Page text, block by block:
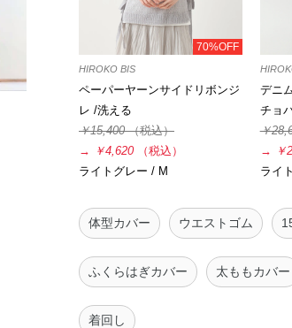
70%OFF
HIROKO BIS
ペーパーヤーンサイドリボンジ
レ /洗える
￥15,400（税込）
→
￥4,620
（税込）
ライトグレー / M
デニ
チョ
￥
→
￥
ライ
体型カバー ウエストゴム
ふくらはぎカバー 太ももカバー
着回し